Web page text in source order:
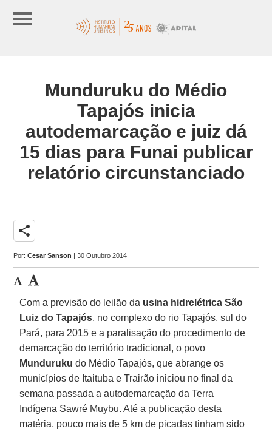
Munduruku do Médio
Tapajós inicia
autodemarcação e juiz dá
15 dias para Funai publicar
relatório circunstanciado
share
Por:Cesar Sanson | 30 Outubro 2014
Com a previsão do leilão da usina hidrelétrica São
Luiz do Tapajós, no complexo do rio Tapajós, sul do
Pará, para 2015 e a paralisação do procedimento de
demarcação do território tradicional, o povo
Munduruku do Médio Tapajós, que abrange os
municípios de Itaituba e Trairão iniciou no final da
semana passada a autodemarcação da Terra
Indígena Sawré Muybu. Até a publicação desta
matéria, pouco mais de 5 km de picadas tinham sido